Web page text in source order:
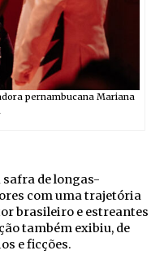
pernambucana Mariana
de longas-
com uma trajetória
brasileiro e estreantes
também exibiu, de
e ficções.